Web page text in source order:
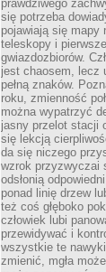
prawdziwego
się potrzeba
pojawiają się mapy
teleskopy i
gwiazdozbiorów.
jest chaosem, lecz
pełną znaków.
roku, zmienność
można wypatrzyć
jasny przelot stacji
się lekcją
da się niczego
wzrok przyzwyczai
odsłonią
ponad linię drzew
też coś głęboko
człowiek lubi
przewidywać i
wszystkie te
zmienić, mgła